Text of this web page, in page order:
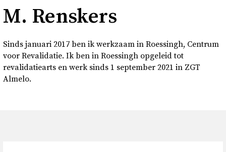
Over
Contact en bezoek
M. Renskers
Sinds januari 2017 ben ik werkzaam in Roessingh, Centrum
voor Revalidatie. Ik ben in Roessingh opgeleid tot
revalidatiearts en werk sinds 1 september 2021 in ZGT
Almelo.